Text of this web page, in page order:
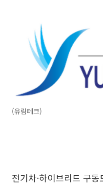
(유림테크)
전기차·하이브리드 구